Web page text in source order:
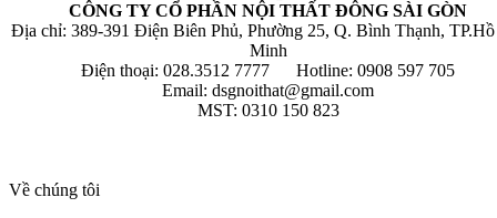
CÔNG TY CỔ PHẦN NỘI THẤT ĐÔNG SÀI GÒN
Địa chỉ: 389-391 Điện Biên Phủ, Phường 25, Q. Bình Thạnh,
Minh
Điện thoại: 028.3512 7777 Hotline: 0908 597 705
Email: dsgnoithat@gmail.com
MST: 0310 150 823
Về chúng tôi